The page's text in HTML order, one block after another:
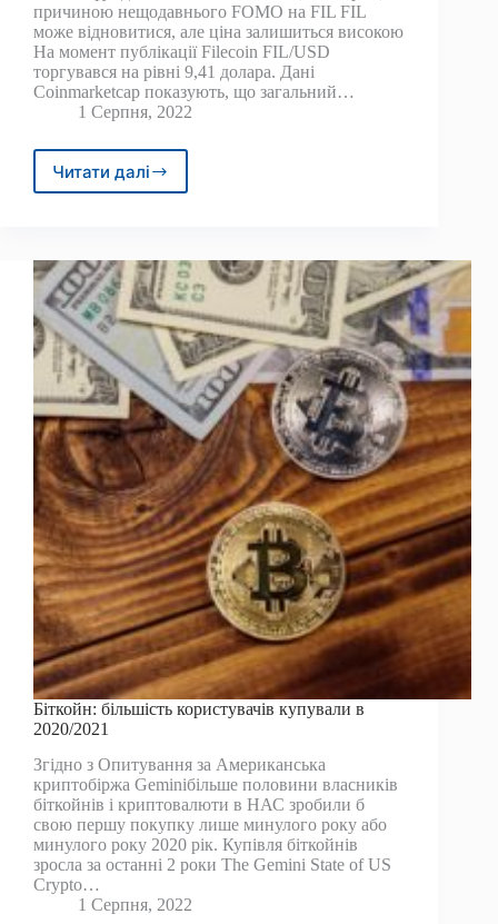
причиною нещодавнього FOMO на FIL FIL
може відновитися, але ціна залишиться високою
На момент публікації Filecoin FIL/USD
торгувався на рівні 9,41 долара. Дані
Coinmarketcap показують, що загальний…
1 Серпня, 2022
Читати далі
Filecoin
сплеску
більш
ніж
на
69%
за
тиждень
Біткойн: більшість користувачів купували в
2020/2021
Згідно з Опитування за Американська
криптобіржа Geminiбільше половини власників
біткойнів і криптовалюти в НАС зробили б
свою першу покупку лише минулого року або
минулого року 2020 рік. Купівля біткойнів
зросла за останні 2 роки The Gemini State of US
Crypto…
1 Серпня, 2022